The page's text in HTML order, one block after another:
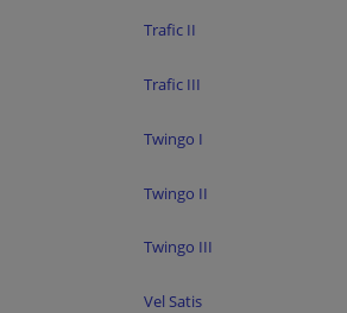
Trafic II
Trafic III
Twingo I
Twingo II
Twingo III
Vel Satis